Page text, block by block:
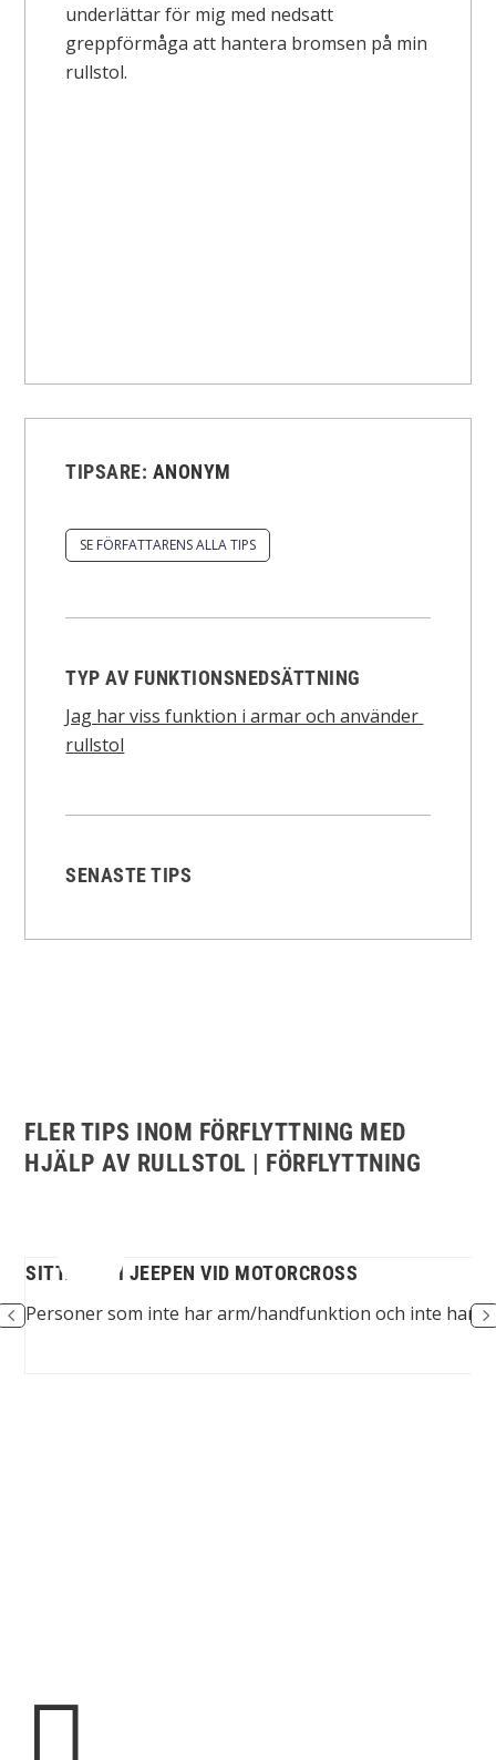
underlättar för mig med nedsatt
greppförmåga att hantera bromsen på min
rullstol.
TIPSARE: ANONYM
SE FÖRFATTARENS ALLA TIPS
TYP AV FUNKTIONSNEDSÄTTNING
Jag har viss funktion i armar och använder
rullstol
SENASTE TIPS
FLER TIPS INOM FÖRFLYTTNING MED
HJÄLP AV RULLSTOL | FÖRFLYTTNING
SITTANDE I JEEPEN VID MOTORCROSS
Personer som inte har arm/handfunktion och inte har
